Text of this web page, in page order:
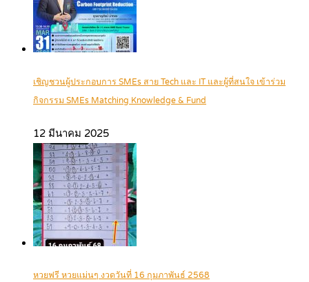
เชิญชวนผู้ประกอบการ SMEs สาย Tech และ IT และผู้ที่สนใจ เข้าร่วม
กิจกรรม SMEs Matching Knowledge & Fund
12 มีนาคม 2025
หวยฟรี หวยแม่นๆ งวดวันที่ 16 กุมภาพันธ์ 2568